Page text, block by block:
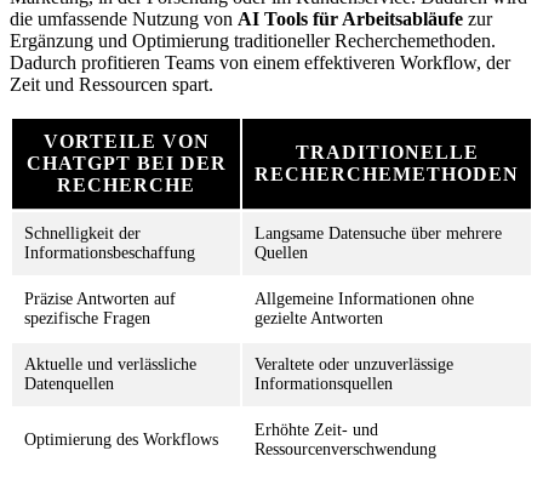
die umfassende Nutzung von AI Tools für Arbeitsabläufe zur
Ergänzung und Optimierung traditioneller Recherchemethoden.
Dadurch profitieren Teams von einem effektiveren Workflow, der
Zeit und Ressourcen spart.
VORTEILE VON
CHATGPT BEI DER
RECHERCHE
TRADITIONELLE
RECHERCHEMETHODEN
Schnelligkeit der
Informationsbeschaffung
Langsame Datensuche über mehrere
Quellen
Präzise Antworten auf
spezifische Fragen
Allgemeine Informationen ohne
gezielte Antworten
Aktuelle und verlässliche
Datenquellen
Veraltete oder unzuverlässige
Informationsquellen
Optimierung des Workflows
Erhöhte Zeit- und
Ressourcenverschwendung